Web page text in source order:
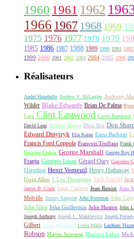
1960 1961 1962
1966 1967 1968 1969
1975 1976 1977 1978 1979
1985 1986 1987 1988 1989 1990 1991 1992
1999 2000 2001 2002 2003 2004 2005 2006
Réalisateurs
André Hunebelle Andrew V. McLaglen Anthony
Wilder Blake Edwards Brian De Palma
Lara Clint Eastwood Curtis Bernhardt
David Lean Delmer Daves Dino Risi Don Sharp
Edward Dmytryk Elia Kazan Enzo Barboni
Francis Ford Coppola François Truffaut Frank
George Cukor George Marshall George Roy
Franju Georges Lucas Gérard Oury Giacomo
Hamilton Henri Verneuil Henry Hathaway
Irwin Allen J. Lee Thompson Jack Arnold
James B. Clark James Cameron Jean Renoir Jean
Melville Jimmy Sangster John Boorman John
John Glen John Guillermin John Huston John
Joseph Anthony Joseph L. Mankiewicz Joseph Pevney
Gilbert Lewis Milestone Louis Malle Luchino
Robson Martin Scorsese Maurice Labro